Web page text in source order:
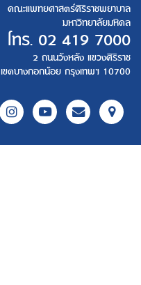
คณะแพทยศาสตร์ศิริราชพยาบาล
มหาวิทยาลัยมหิดล
โทร. 02 419 7000
2 ถนนวังหลัง แขวงศิริราช
เขตบางกอกน้อย กรุงเทพฯ 10700